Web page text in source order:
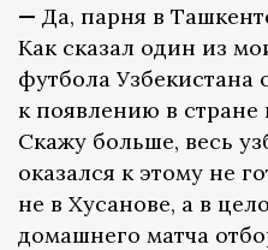
— Да, парня в
Как сказал один из
футбола Узбекистана
к появлению в стране
Скажу больше, весь
оказался к этому не
не в Хусанове, а в
домашнего матча